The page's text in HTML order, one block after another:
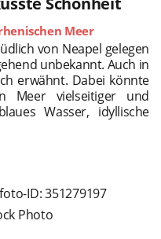
Meer
von Neapel gelegen
unbekannt. Auch in
erwähnt. Dabei könnte
Meer vielseitiger und
Wasser, idyllische